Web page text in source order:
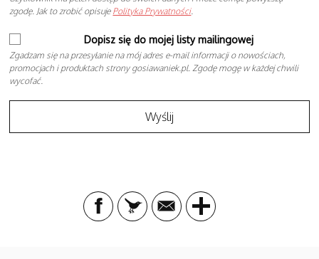
zgodę. Jak to zrobić opisuje Polityka Prywatności.
Dopisz się do mojej listy mailingowej
Zgadzam się na przesyłanie na mój adres e-mail informacji o nowościach,
promocjach i produktach strony gosiawaniek.pl. Zgodę mogę w każdej chwili
wycofać.